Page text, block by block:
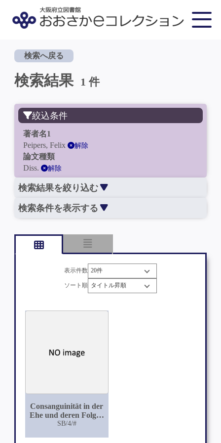
検索へ戻る
検索結果 1 件
絞込条件
著者名1
Peipers, Felix
解除
論文種類
Diss.
解除
検索結果を絞り込む
検索条件を表示する
表示件数
ソート順
Consanguinität in der
Ehe und deren Folgen
für die Descendenz
SB/4/#